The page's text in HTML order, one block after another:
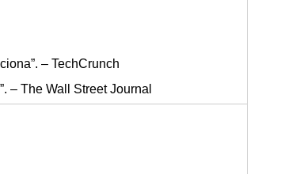
– TechCrunch
– The Wall Street Journal